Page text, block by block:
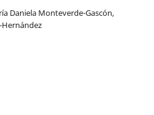
Daniela Monteverde-Gascón,
Hernández